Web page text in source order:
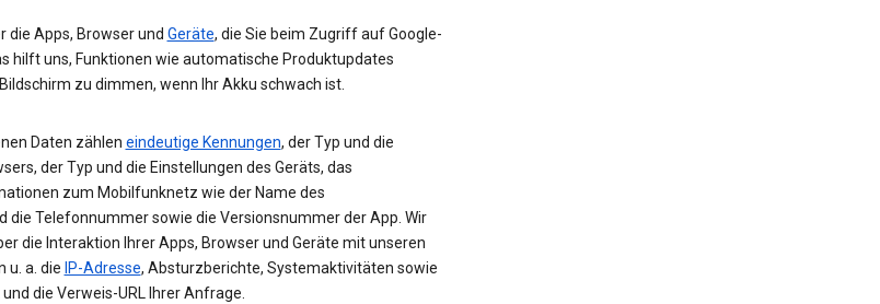
die Apps, Browser und Geräte, die Sie beim Zugriff auf Google-
hilft uns, Funktionen wie automatische Produktupdates
zu dimmen, wenn Ihr Akku schwach ist.
Daten zählen eindeutige Kennungen, der Typ und die
der Typ und die Einstellungen des Geräts, das
zum Mobilfunknetz wie der Name des
die Telefonnummer sowie die Versionsnummer der App. Wir
die Interaktion Ihrer Apps, Browser und Geräte mit unseren
u. a. die IP-Adresse, Absturzberichte, Systemaktivitäten sowie
die Verweis-URL Ihrer Anfrage.